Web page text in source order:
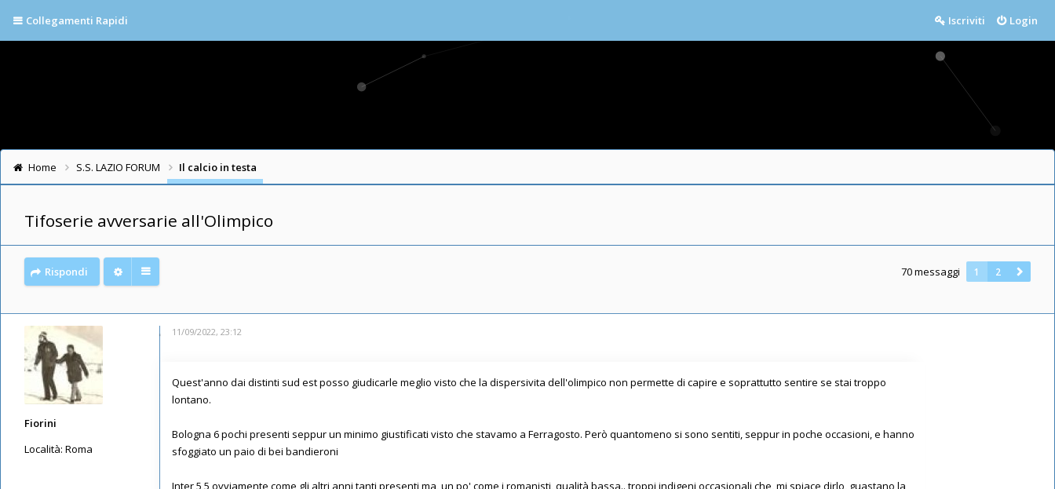
Collegamenti Rapidi Login
Iscriviti
Home S.S. LAZIO FORUM Il calcio in testa
Tifoserie avversarie all'Olimpico
Rispondi 70 messaggi 1 2
Fiorini
Località: Roma
11/09/2022, 23:12
Quest'anno dai distinti sud est posso giudicarle meglio visto che la dispersivita dell'olimpico non permette di capire e soprattutto sentire se stai troppo
lontano.
Bologna 6 pochi presenti seppur un minimo giustificati visto che stavamo a Ferragosto. Però quantomeno si sono sentiti, seppur in poche occasioni, e hanno
sfoggiato un paio di bei bandieroni
Inter 5,5 ovviamente come gli altri anni tanti presenti ma, un po' come i romanisti, qualità bassa.. troppi indigeni occasionali che, mi spiace dirlo, guastano la